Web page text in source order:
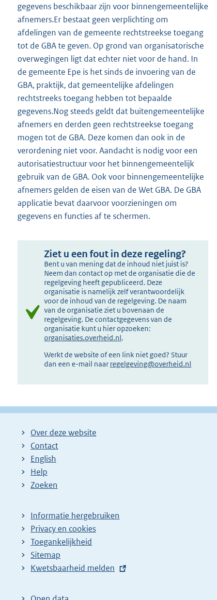
gegevens beschikbaar zijn voor binnengemeentelijke
afnemers.Er bestaat geen verplichting om
afdelingen van de gemeente rechtstreekse toegang
tot de GBA te geven. Op grond van organisatorische
overwegingen ligt dat echter niet voor de hand. In
de gemeente Epe is het sinds de invoering van de
GBA, praktijk, dat gemeentelijke afdelingen
rechtstreeks toegang hebben tot bepaalde
gegevens.Nog steeds geldt dat buitengemeentelijke
afnemers en derden geen rechtstreekse toegang
mogen tot de GBA. Deze komen dan ook in de
verordening niet voor. Aandacht is nodig voor een
autorisatiestructuur voor het binnengemeentelijk
gebruik van de GBA. Ook voor binnengemeentelijke
afnemers gelden de eisen van de Wet GBA. De GBA
applicatie bevat daarvoor voorzieningen om
gegevens en functies af te schermen.
Ziet u een fout in deze regeling?
Bent u van mening dat de inhoud niet juist is?
Neem dan contact op met de organisatie die de
regelgeving heeft gepubliceerd. Deze
organisatie is namelijk zelf verantwoordelijk
voor de inhoud van de regelgeving. De naam
van de organisatie ziet u bovenaan de
regelgeving. De contactgegevens van de
organisatie kunt u hier opzoeken:
organisaties.overheid.nl.
Werkt de website of een link niet goed? Stuur
dan een e-mail naar regelgeving@overheid.nl
Over deze website
Contact
English
Help
Zoeken
Informatie hergebruiken
Privacy en cookies
Toegankelijkheid
Sitemap
E
t
Kwetsbaarheid melden